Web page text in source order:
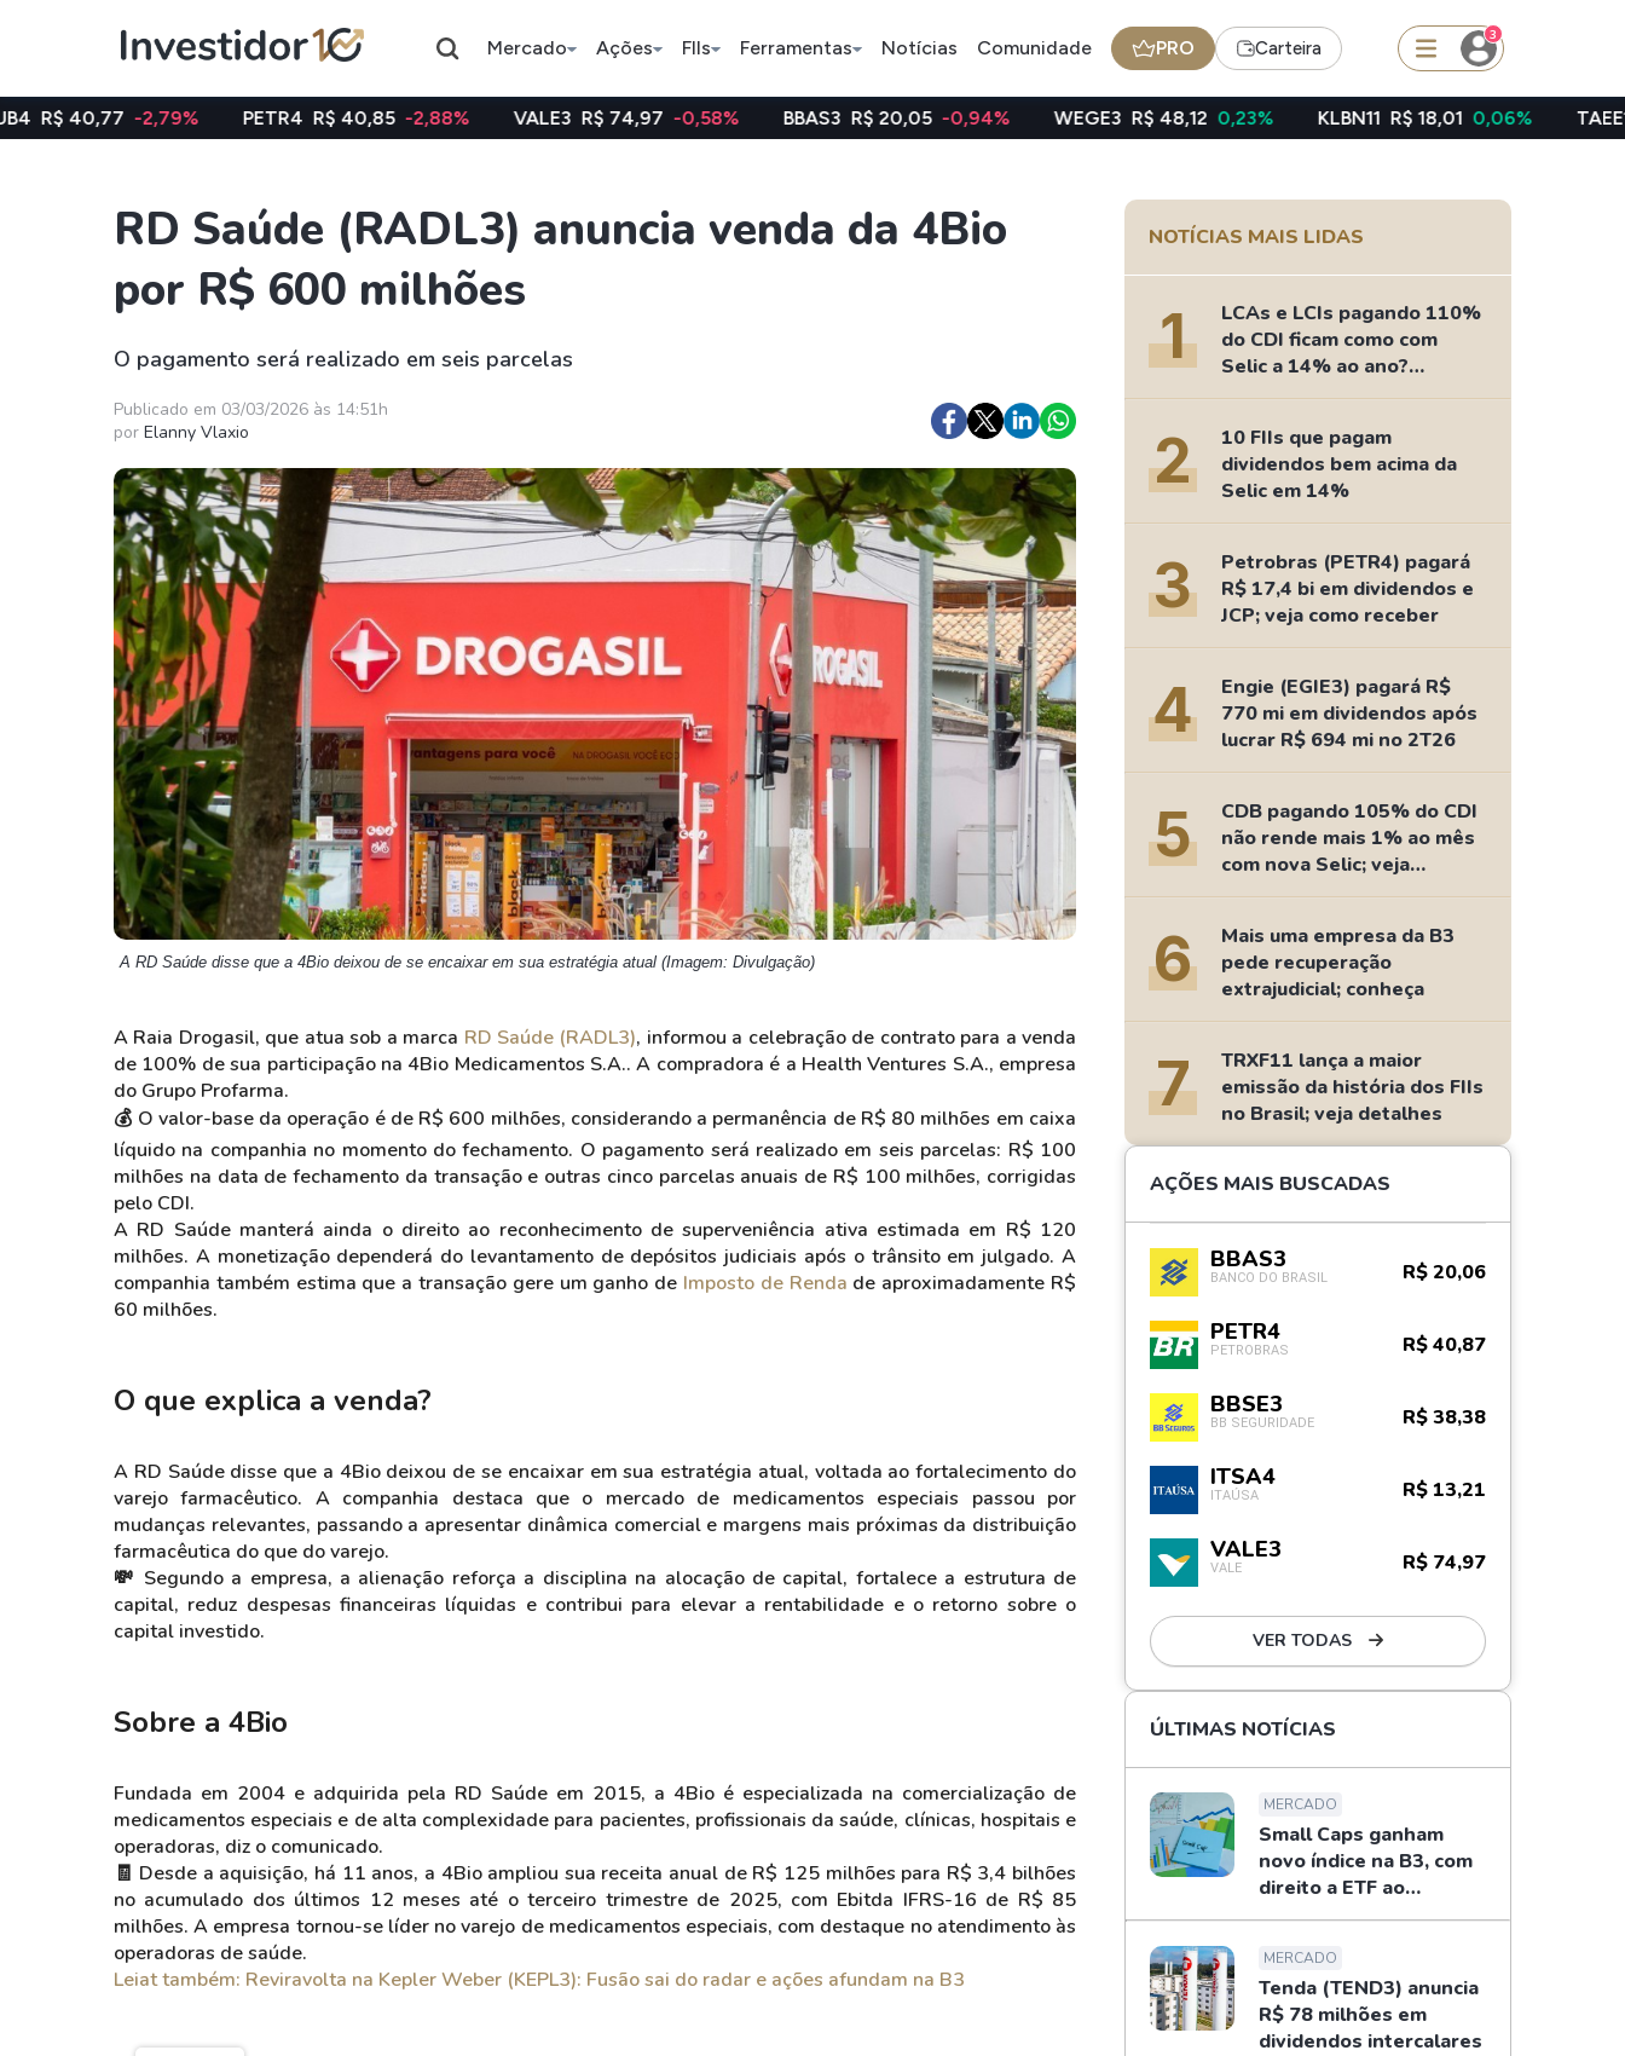
Mercado Ações FIIs Ferramentas Notícias Comunidade PRO Carteira
3
Assuntos do momento
Índice
Ibovespa
Ação
Petrobras Dividendos
Taesa
Itausa
Ambev
Weg
Klabin
Petrobrás
Ver todos
RECR11
HGLG11
KNRI11
KNCR11
Ver todos
IVVB11
SMAL11
HASH11
GOLD11
Ver todos
Apple
Amazon
Google
Meta
Coca-Cola
Ver todos
Criptomoedas
Bitcoin
Ethereum
Binance Coin - BNB
Dogecoin
Solana
Cardano
Ver todos
Ideias
Agenda de Dividendos
Radar do Dividendo Inteligente
As Ações Mais Buscadas
Guia do Iniciante
-2,79% PETR4 R$ 40,85 -2,88% VALE3 R$ 74,97 -0,58% BBAS3 R$ 20,05 -0,94% WEGE3 R$ 48,12 0,23% KLBN11 R$ 18,01 0,06% TAEE11 R$ 39,49 -
RD Saúde (RADL3) anuncia venda da 4Bio
por R$ 600 milhões
O pagamento será realizado em seis parcelas
Publicado em 03/03/2026 às 14:51h
por Elanny Vlaxio
A RD Saúde disse que a 4Bio deixou de se encaixar em sua estratégia atual (Imagem: Divulgação)
A Raia Drogasil, que atua sob a marca RD Saúde (RADL3), informou a celebração de contrato para a venda
de 100% de sua participação na 4Bio Medicamentos S.A.. A compradora é a Health Ventures S.A., empresa
do Grupo Profarma.
💰 O valor-base da operação é de R$ 600 milhões, considerando a permanência de R$ 80 milhões em caixa
líquido na companhia no momento do fechamento. O pagamento será realizado em seis parcelas: R$ 100
milhões na data de fechamento da transação e outras cinco parcelas anuais de R$ 100 milhões, corrigidas
pelo CDI.
A RD Saúde manterá ainda o direito ao reconhecimento de superveniência ativa estimada em R$ 120
milhões. A monetização dependerá do levantamento de depósitos judiciais após o trânsito em julgado. A
companhia também estima que a transação gere um ganho de Imposto de Renda de aproximadamente R$
60 milhões.
O que explica a venda?
A RD Saúde disse que a 4Bio deixou de se encaixar em sua estratégia atual, voltada ao fortalecimento do
varejo farmacêutico. A companhia destaca que o mercado de medicamentos especiais passou por
mudanças relevantes, passando a apresentar dinâmica comercial e margens mais próximas da distribuição
farmacêutica do que do varejo.
💸 Segundo a empresa, a alienação reforça a disciplina na alocação de capital, fortalece a estrutura de
capital, reduz despesas financeiras líquidas e contribui para elevar a rentabilidade e o retorno sobre o
capital investido.
Sobre a 4Bio
Fundada em 2004 e adquirida pela RD Saúde em 2015, a 4Bio é especializada na comercialização de
medicamentos especiais e de alta complexidade para pacientes, profissionais da saúde, clínicas, hospitais e
operadoras, diz o comunicado.
🧾 Desde a aquisição, há 11 anos, a 4Bio ampliou sua receita anual de R$ 125 milhões para R$ 3,4 bilhões
no acumulado dos últimos 12 meses até o terceiro trimestre de 2025, com Ebitda IFRS-16 de R$ 85
milhões. A empresa tornou-se líder no varejo de medicamentos especiais, com destaque no atendimento às
operadoras de saúde.
Leiat também: Reviravolta na Kepler Weber (KEPL3): Fusão sai do radar e ações afundam na B3
NOTÍCIAS MAIS LIDAS
1
LCAs e LCIs pagando 110%
do CDI ficam como com
Selic a 14% ao ano?
Fizemos as contas
2
10 FIIs que pagam
dividendos bem acima da
Selic em 14%
3
Petrobras (PETR4) pagará
R$ 17,4 bi em dividendos e
JCP; veja como receber
4
Engie (EGIE3) pagará R$
770 mi em dividendos após
lucrar R$ 694 mi no 2T26
5
CDB pagando 105% do CDI
não rende mais 1% ao mês
com nova Selic; veja
retorno
6
Mais uma empresa da B3
pede recuperação
extrajudicial; conheça
7
TRXF11 lança a maior
emissão da história dos FIIs
no Brasil; veja detalhes
AÇÕES MAIS BUSCADAS
BBAS3
BANCO DO BRASIL R$ 20,06
PETR4
PETROBRAS R$ 40,87
BBSE3
BB SEGURIDADE R$ 38,38
ITSA4
ITAÚSA R$ 13,21
VALE3
VALE R$ 74,97
VER TODAS
ÚLTIMAS NOTÍCIAS
MERCADO
Small Caps ganham
novo índice na B3, com
direito a ETF ao
investidor
MERCADO
Tenda (TEND3) anuncia
R$ 78 milhões em
dividendos intercalares